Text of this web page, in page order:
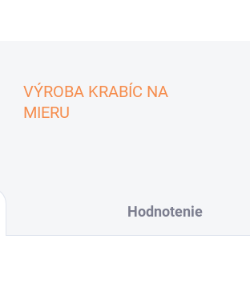
VÝROBA KRABÍC NA
MIERU
Hodnotenie